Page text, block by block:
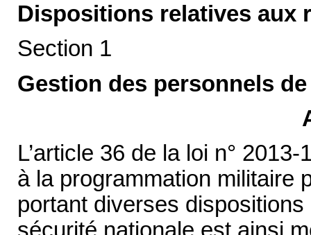
Dispositions relatives aux
Section 1
Gestion des personnels
L’article 36 de la loi n°
à la programmation militaire
portant diverses